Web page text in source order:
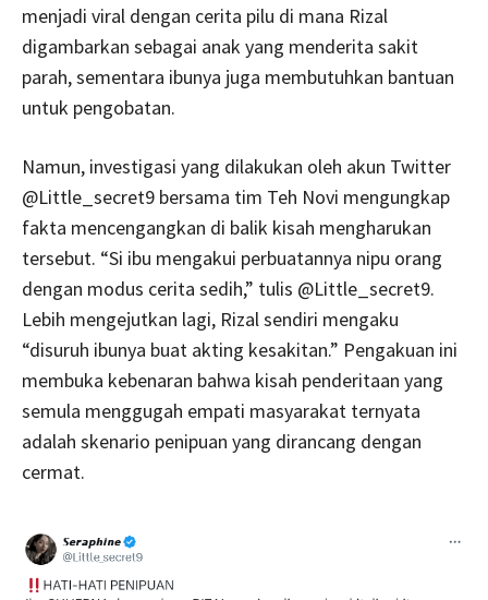
menjadi viral dengan cerita pilu di mana Rizal
digambarkan sebagai anak yang menderita sakit
parah, sementara ibunya juga membutuhkan bantuan
untuk pengobatan.
Namun, investigasi yang dilakukan oleh akun Twitter
@Little_secret9 bersama tim Teh Novi mengungkap
fakta mencengangkan di balik kisah mengharukan
tersebut. “Si ibu mengakui perbuatannya nipu orang
dengan modus cerita sedih,” tulis @Little_secret9.
Lebih mengejutkan lagi, Rizal sendiri mengaku
“disuruh ibunya buat akting kesakitan.” Pengakuan ini
membuka kebenaran bahwa kisah penderitaan yang
semula menggugah empati masyarakat ternyata
adalah skenario penipuan yang dirancang dengan
cermat.